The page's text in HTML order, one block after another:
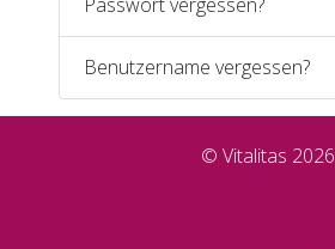
Benutzername vergessen?
© Vitalitas 2026